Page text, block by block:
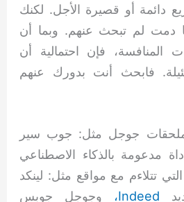
دائمة أو قصيرة الأجل. لكنك
لم تبحث عنهم. وبما أن
المنافسة، فإن احتمالية أن
فابحث أنت بدورك عنهم
ملحقات جوجل مثل: جوب سير
مدعومة بالذكاء الاصطناعي
تتلاءم مع مواقع مثل: لينكد
Indeed، وجوجل جوبس